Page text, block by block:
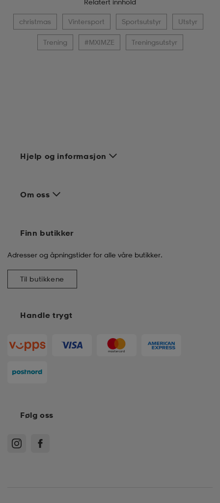
christmas Vintersport Sportsutstyr Utstyr
Trening #MXIMZE Treningsutstyr
Hjelp og informasjon
Om oss
Handle trygt
Finn butikker
Adresser og åpningstider for alle våre butikker.
Til butikkene
Følg oss